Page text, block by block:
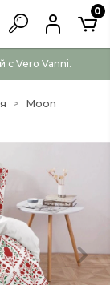
Vero Vanni.
0
Moon